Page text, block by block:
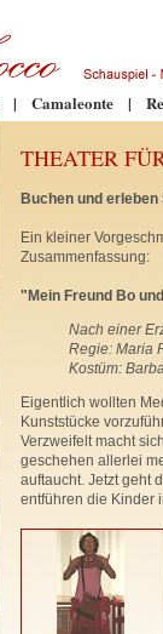
| Camaleonte |
THEATER
Buchen und
Ein kleiner
Zusammenfassung:
"Mein Freund Bo
Nach einer
Regie: Maria
Kostüm:
Eigentlich wollten
Kunststücke
Verzweifelt macht
geschehen allerlei
auftaucht. Jetzt geht
entführen die Kinder